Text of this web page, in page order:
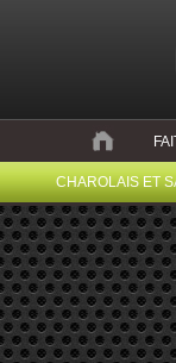
CHAROLAIS ET